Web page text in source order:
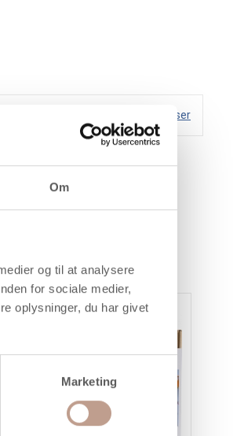
Om
og til at analysere
for sociale medier,
oplysninger, du har givet
Marketing
Handelsbetingelser